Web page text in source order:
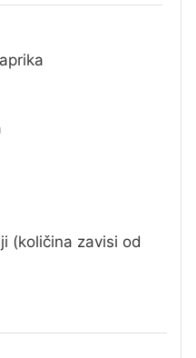
(količina zavisi od